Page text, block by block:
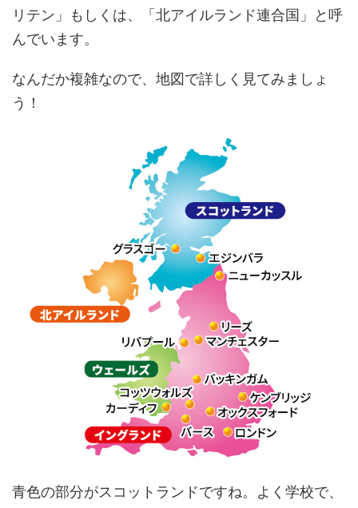
リテン」もしくは、「北アイルランド連合国」と呼
んでいます。
なんだか複雑なので、地図で詳しく見てみましょ
う！
青色の部分がスコットランドですね。よく学校で、